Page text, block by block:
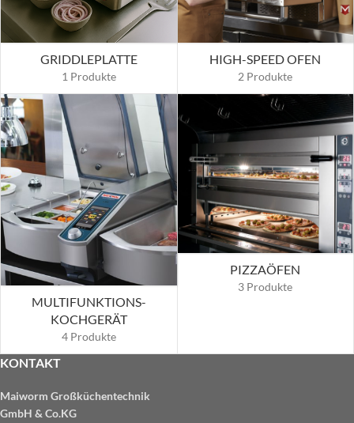
GRIDDLEPLATTE
1 Produkte
HIGH-SPEED OFEN
2 Produkte
MULTIFUNKTIONS-
KOCHGERÄT
4 Produkte
PIZZAÖFEN
3 Produkte
KONTAKT
Maiworm Großküchentechnik
GmbH & Co.KG